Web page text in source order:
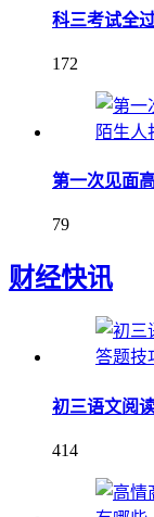
科三考试全
172
第一次见面
79
财经快讯
初三语文阅
414